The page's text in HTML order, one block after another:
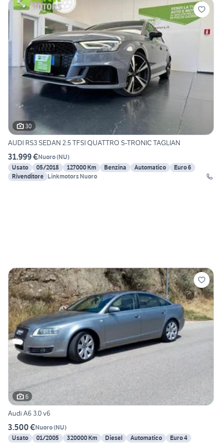
30
AUDI RS3 SEDAN 2.5 TFSI QUATTRO S-TRONIC TAGLIAN
31.999 €Nuoro(NU)
Usato
05/2018 127000 Km Benzina Automatico
Euro 6
Rivenditore Linkmotors Nuoro
6
Audi A6 3.0 v6
3.500 €Nuoro(NU)
Usato
01/2005 320000 Km Diesel Automatico Euro 4